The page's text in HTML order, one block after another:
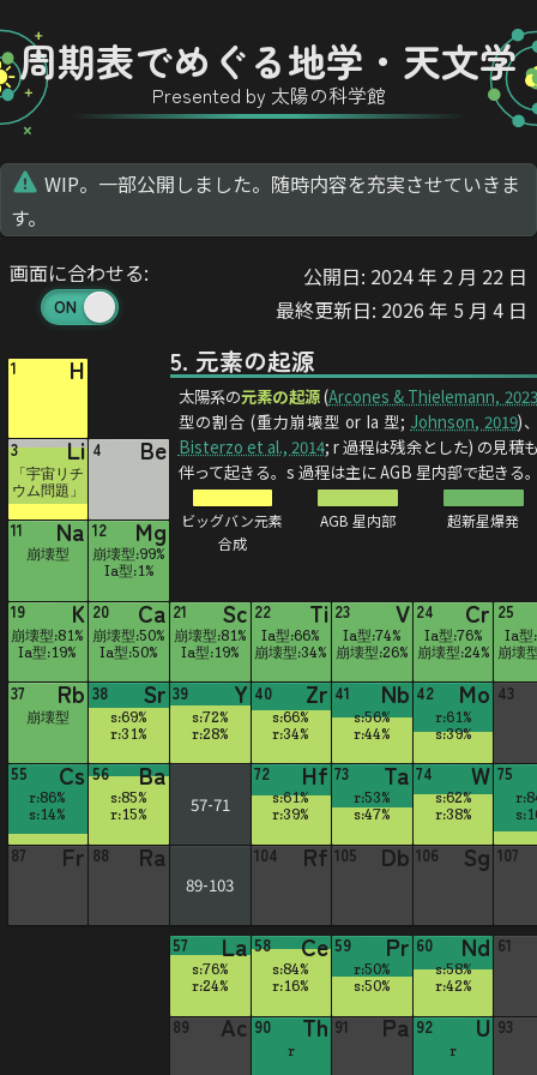
周期表でめぐる地学・天文学
Presented by 太陽の科学館
WIP。一部公開しました。随時内容を充実させていきま
す。
画面に合わせる:
公開日: 2024 年 2 月 22 日
最終更新日: 2026 年 5 月 4 日
5. 元素の起源
太陽系の元素の起源(Arcones & Thielemann, 2023
型の割合 (重力崩壊型 or Ia 型; Johnson, 2019)
Bisterzo et al., 2014; r 過程は残余とした) の見積
伴って起きる。s 過程は主に AGB 星内部で起き
ビッグバン元素
合成
AGB 星内部 超新星爆発
1 H
3 Li
「宇宙リチ
ウム問題」
4 Be
11 Na
崩壊型
12 Mg
崩壊型:99%
Ia型:1%
19 K
崩壊型:81%
Ia型:19%
20 Ca
崩壊型:50%
Ia型:50%
21 Sc
崩壊型:81%
Ia型:19%
22 Ti
Ia型:66%
崩壊型:34%
23 V
Ia型:74%
崩壊型:26%
24 Cr
Ia型:76%
崩壊型:24%
25
Ia型
崩壊
37 Rb
崩壊型
38 Sr
s:69%
r:31%
39 Y
s:72%
r:28%
40 Zr
s:66%
r:34%
41 Nb
s:56%
r:44%
42 Mo
r:61%
s:39%
43
55 Cs
r:86%
s:14%
56 Ba
s:85%
r:15%
57-71
72 Hf
s:61%
r:39%
73 Ta
r:53%
s:47%
74 W
s:62%
r:38%
75
87 Fr 88 Ra
89-103
104 Rf 105 Db 106 Sg 107
57 La
s:76%
r:24%
58 Ce
s:84%
r:16%
59 Pr
r:50%
s:50%
60 Nd
s:58%
r:42%
61
89 Ac 90 Th
r
91 Pa 92 U
r
93